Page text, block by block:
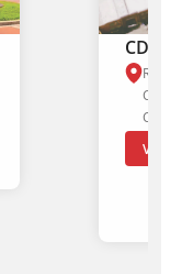
CD |
Rua
CEP:
Ver